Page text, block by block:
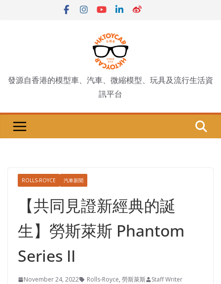
發源自香港的模型車、汽車、微縮模型、玩具及流行生活資
訊平台
ROLLS-ROYCE 汽車新聞
【共同見證新經典的誕
生】勞斯萊斯 Phantom
Series II
November 24, 2022 Rolls-Royce, 勞斯萊斯 Staff Writer